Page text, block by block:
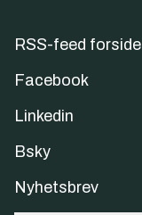
RSS-feed forside
Facebook
Linkedin
Bsky
Nyhetsbrev